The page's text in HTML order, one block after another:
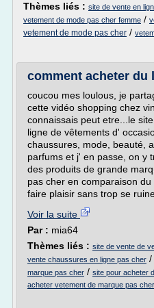
Thèmes liés : site de vente en
vetement de mode pas cher femme /
vetement de mode pas cher /
comment acheter du
coucou mes loulous, je
cette vidéo shopping chez
connaissais peut etre...le
ligne de vêtements d'
chaussures, mode, beauté,
parfums et j' en passe, on y
des produits de grande
pas cher en comparaison
faire plaisir sans trop se
Voir la suite
Par : mia64
Thèmes liés : site de vente de
vente chaussures en ligne pas cher /
marque pas cher / site pour acheter
acheter vetement de marque pas cher